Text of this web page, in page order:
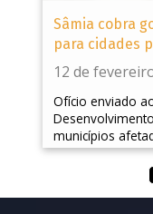
Sâmia cobra
para cidades
12 de
Ofício enviado
municípios